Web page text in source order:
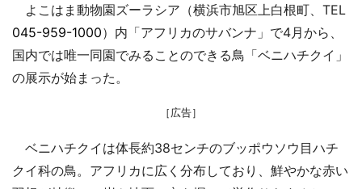
よこはま動物園ズーラシア（横浜市旭区上白根町、TEL
045-959-1000）内「アフリカのサバンナ」で4月から、
国内では唯一同園でみることのできる鳥「ベニハチクイ」
の展示が始まった。
［広告］
ベニハチクイは体長約38センチのブッポウソウ目ハチ
クイ科の鳥。アフリカに広く分布しており、鮮やかな赤い